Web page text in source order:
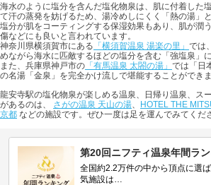
海水のように塩分を含んだ塩化物泉は、肌に付着した
て汗の蒸発を妨げるため、湯冷めしにくく「熱の湯」
塩分が肌をコーティングする保湿効果もあり、肌が潤
傷などにも良いと言われています。
神奈川県横須賀市にある 「横須賀温泉 湯楽の里」 では
めながら海水に匹敵するほどの塩分を含む「強塩泉」
また、兵庫県神戸市の 「有馬温泉 太閤の湯」 では「日
の名湯「金泉」を完全かけ流しで堪能することができま
龍安寺駅の塩化物泉が楽しめる温泉、日帰り温泉、ス
があるのは、 さがの温泉 天山の湯 HOTEL THE
京都 などの施設です。ぜひ一度は足を運んでみてくだ
第20回ニフティ温泉年間ラ
全国約2.2万件の中から頂点に選
気施設は…